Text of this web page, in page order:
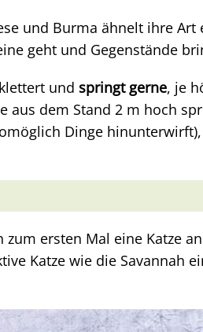
und Burma ähnelt ihre Art
geht und Gegenstände
und springt gerne, je
aus dem Stand 2 m hoch
Dinge
ersten Mal eine Katze
Katze wie die Savannah